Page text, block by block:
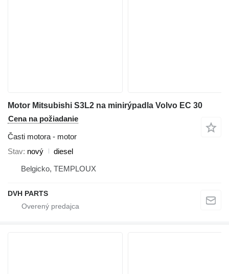
Motor Mitsubishi S3L2 na minirýpadla Volvo EC 30
Cena na požiadanie
Časti motora - motor
Stav nový
diesel
Belgicko, TEMPLOUX
DVH PARTS